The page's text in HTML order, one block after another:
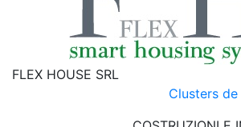
FLEX HOUSE SRL
Clusters